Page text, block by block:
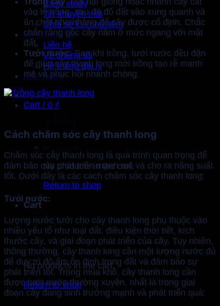
Case study
Tin khuyến mãi
Chia sẻ kinh nghiệm
Về chúng tôi
Liên hệ
Về chúng tôi
Hệ thống đại lý
Bảo hành
Cart / 0 ₫
No products in the cart.
Return to shop
Cart
No products in the cart.
Return to shop
vào lỗ trồng, sau đó đổ đất vào xung quanh và
ấn chặt nhẹ nhàng để cây được cố định. Chắc
chắn rằng gốc cây nằm ở mức ngang với mặt
đất.
Tưới nước: Sau khi trồng, tưới nước đều đặn
để giúp cây thanh long mới trồng tạo rễ mạnh
mẽ và phục hồi nhanh chóng.
Cách chăm sóc cây thanh long
Chăm sóc cây thanh long là quá trình quan trọng để
đảm bảo cây phát triển mạnh mẽ và cho ra năng suất
tốt. Dưới đây là các cách chăm sóc cây thanh long:
Tưới nước:
Lượng nước tưới cho cây thanh long phụ thuộc vào
nhiều yếu tố như loại đất, điều kiện thời tiết, kích
thước cây, và giai đoạn phát triển của cây. Tuy nhiên,
thông thường, cây thanh long cần một lượng nước đủ
để duy trì độ ẩm ổn định trong đất và đảm bảo sự
phát triển tốt. Trong mùa khô, cây thanh long cần
được tưới nước thường xuyên, nhất là trong giai
đoạn cây đang sinh trưởng mạnh và phát triển quả: